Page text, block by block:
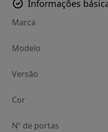
Informações
Marca
Modelo
Versão
Cor
Nº de portas